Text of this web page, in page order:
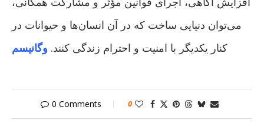
می‌توان دنیایی ساخت که در آن انسان‌ها و حیوانات در
کنار یکدیگر با امنیت و احترام زندگی کنند. وگانیسم
0 Comments 0